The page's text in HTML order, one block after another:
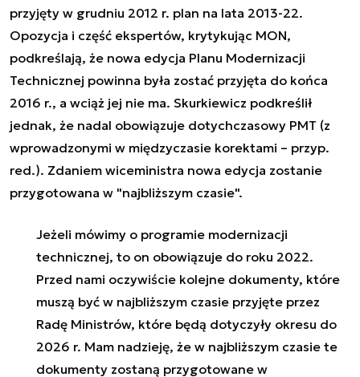
przyjęty w grudniu 2012 r. plan na lata 2013-22.
Opozycja i część ekspertów, krytykując MON,
podkreślają, że nowa edycja Planu Modernizacji
Technicznej powinna była zostać przyjęta do końca
2016 r., a wciąż jej nie ma. Skurkiewicz podkreślił
jednak, że nadal obowiązuje dotychczasowy PMT (z
wprowadzonymi w międzyczasie korektami – przyp.
red.). Zdaniem wiceministra nowa edycja zostanie
przygotowana w "najbliższym czasie".
Jeżeli mówimy o programie modernizacji
technicznej, to on obowiązuje do roku 2022.
Przed nami oczywiście kolejne dokumenty, które
muszą być w najbliższym czasie przyjęte przez
Radę Ministrów, które będą dotyczyły okresu do
2026 r. Mam nadzieję, że w najbliższym czasie te
dokumenty zostaną przygotowane w